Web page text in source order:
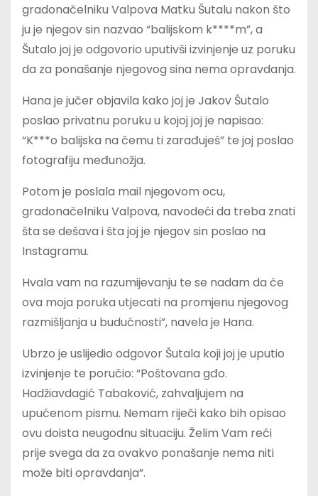
gradonačelniku Valpova Matku Šutalu nakon što
ju je njegov sin nazvao “balijskom k****m”, a
Šutalo joj je odgovorio uputivši izvinjenje uz poruku
da za ponašanje njegovog sina nema opravdanja.
Hana je jučer objavila kako joj je Jakov Šutalo
poslao privatnu poruku u kojoj joj je napisao:
“K***o balijska na čemu ti zarađuješ” te joj poslao
fotografiju međunožja.
Potom je poslala mail njegovom ocu,
gradonačelniku Valpova, navodeći da treba znati
šta se dešava i šta joj je njegov sin poslao na
Instagramu.
Hvala vam na razumijevanju te se nadam da će
ova moja poruka utjecati na promjenu njegovog
razmišljanja u budućnosti”, navela je Hana.
Ubrzo je uslijedio odgovor Šutala koji joj je uputio
izvinjenje te poručio: “Poštovana gđo.
Hadžiavdagić Tabaković, zahvaljujem na
upućenom pismu. Nemam riječi kako bih opisao
ovu doista neugodnu situaciju. Želim Vam reći
prije svega da za ovakvo ponašanje nema niti
može biti opravdanja”.